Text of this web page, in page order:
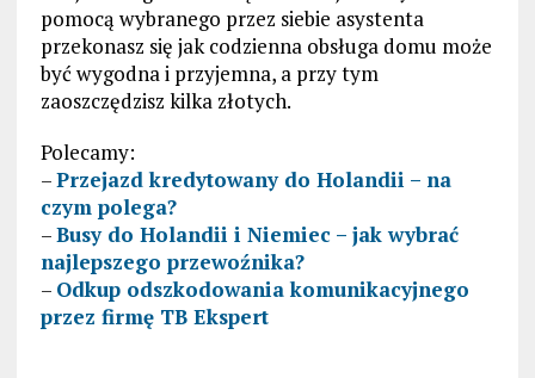
pomocą wybranego przez siebie asystenta
przekonasz się jak codzienna obsługa domu może
być wygodna i przyjemna, a przy tym
zaoszczędzisz kilka złotych.
Polecamy:
–Przejazd kredytowany do Holandii – na
czym polega?
–Busy do Holandii i Niemiec – jak wybrać
najlepszego przewoźnika?
– Odkup odszkodowania komunikacyjnego
przez firmę TB Ekspert